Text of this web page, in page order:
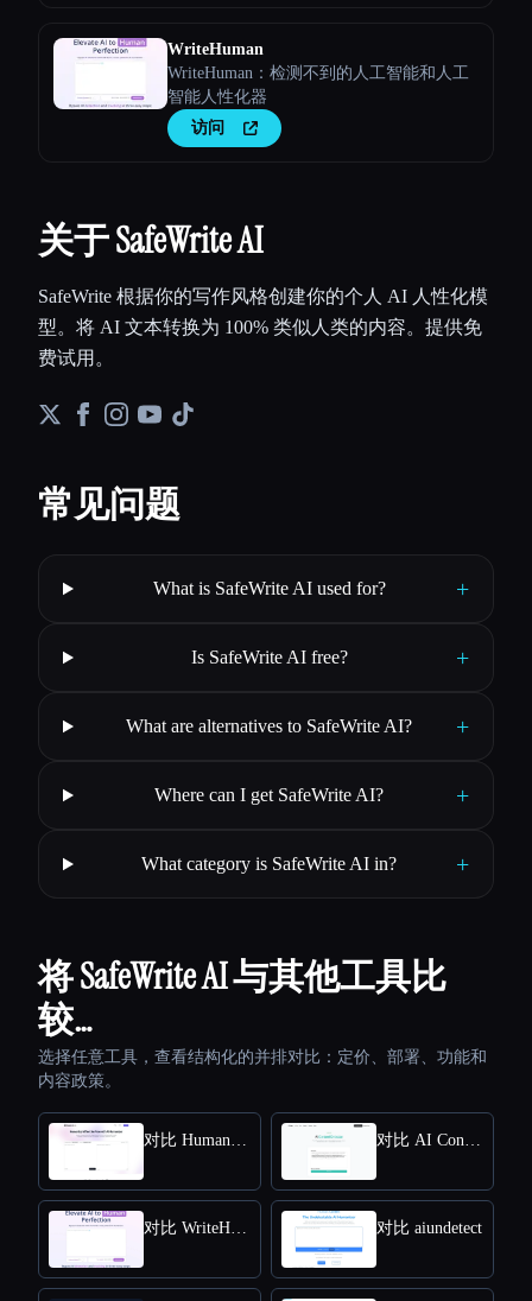
WriteHuman
WriteHuman：检测不到的人工智能和人工
智能人性化器
访问
关于 SafeWrite AI
SafeWrite 根据你的写作风格创建你的个人 AI 人性化模
型。将 AI 文本转换为 100% 类似人类的内容。提供免
费试用。
常见问题
What is SafeWrite AI used for? +
Is SafeWrite AI free? +
What are alternatives to SafeWrite AI? +
Where can I get SafeWrite AI? +
What category is SafeWrite AI in? +
将 SafeWrite AI 与其他工具比
较…
选择任意工具，查看结构化的并排对比：定价、部署、功能和
内容政策。
对比 HumanizeAI.com 对比 AI Content Detector by Leap AI
对比 WriteHuman 对比 aiundetect